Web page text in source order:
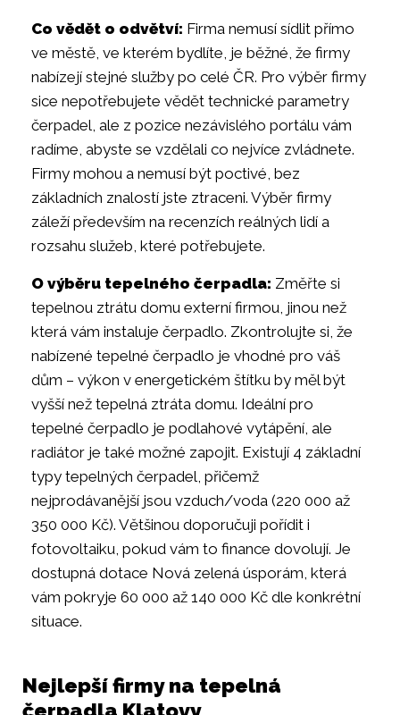
Co vědět o odvětví: Firma nemusí sídlit přímo
ve městě, ve kterém bydlíte, je běžné, že firmy
nabízejí stejné služby po celé ČR. Pro výběr firmy
sice nepotřebujete vědět technické parametry
čerpadel, ale z pozice nezávislého portálu vám
radíme, abyste se vzdělali co nejvíce zvládnete.
Firmy mohou a nemusí být poctivé, bez
základních znalostí jste ztraceni. Výběr firmy
záleží především na recenzích reálných lidí a
rozsahu služeb, které potřebujete.
O výběru tepelného čerpadla: Změřte si
tepelnou ztrátu domu externí firmou, jinou než
která vám instaluje čerpadlo. Zkontrolujte si, že
nabízené tepelné čerpadlo je vhodné pro váš
dům – výkon v energetickém štítku by měl být
vyšší než tepelná ztráta domu. Ideální pro
tepelné čerpadlo je podlahové vytápění, ale
radiátor je také možné zapojit. Existují 4 základní
typy tepelných čerpadel, přičemž
nejprodávanější jsou vzduch/voda (220 000 až
350 000 Kč). Většinou doporučuji pořídit i
fotovoltaiku, pokud vám to finance dovolují. Je
dostupná dotace Nová zelená úsporám, která
vám pokryje 60 000 až 140 000 Kč dle konkrétní
situace.
Nejlepší firmy na tepelná
čerpadla Klatovy